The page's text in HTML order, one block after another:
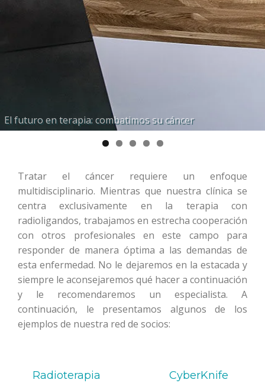
El futuro en terapia: combatimos su cáncer
Terapia molecular interna con radionúclidos
Planificación de terapia personalizada
Ligandos altamente específicos de biomarcadores para
satisfacer sus necesidades
Cuidado individualizado con expertos reconocidos
internacionalmente
Tratar el cáncer requiere un enfoque
multidisciplinario. Mientras que nuestra clínica se
centra exclusivamente en la terapia con
radioligandos, trabajamos en estrecha cooperación
con otros profesionales en este campo para
responder de manera óptima a las demandas de
esta enfermedad. No le dejaremos en la estacada y
siempre le aconsejaremos qué hacer a continuación
y le recomendaremos un especialista. A
continuación, le presentamos algunos de los
ejemplos de nuestra red de socios:
Radioterapia CyberKnife